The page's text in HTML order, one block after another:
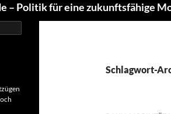
– Politik für eine zukunftsfähige
Schlagwort-